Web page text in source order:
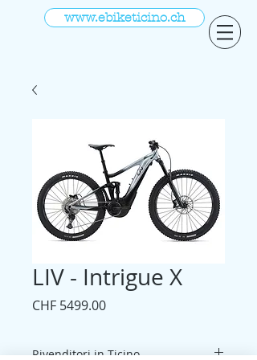
www.ebiketicino.ch
LIV - Intrigue X
CHF 5499.00Prezzo
Rivenditori in Ticino